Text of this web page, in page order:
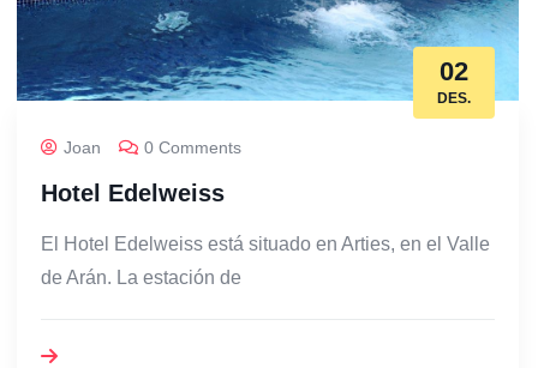
02
DES.
Joan 0 Comments
Hotel Edelweiss
El Hotel Edelweiss está situado en Arties, en el Valle
de Arán. La estación de